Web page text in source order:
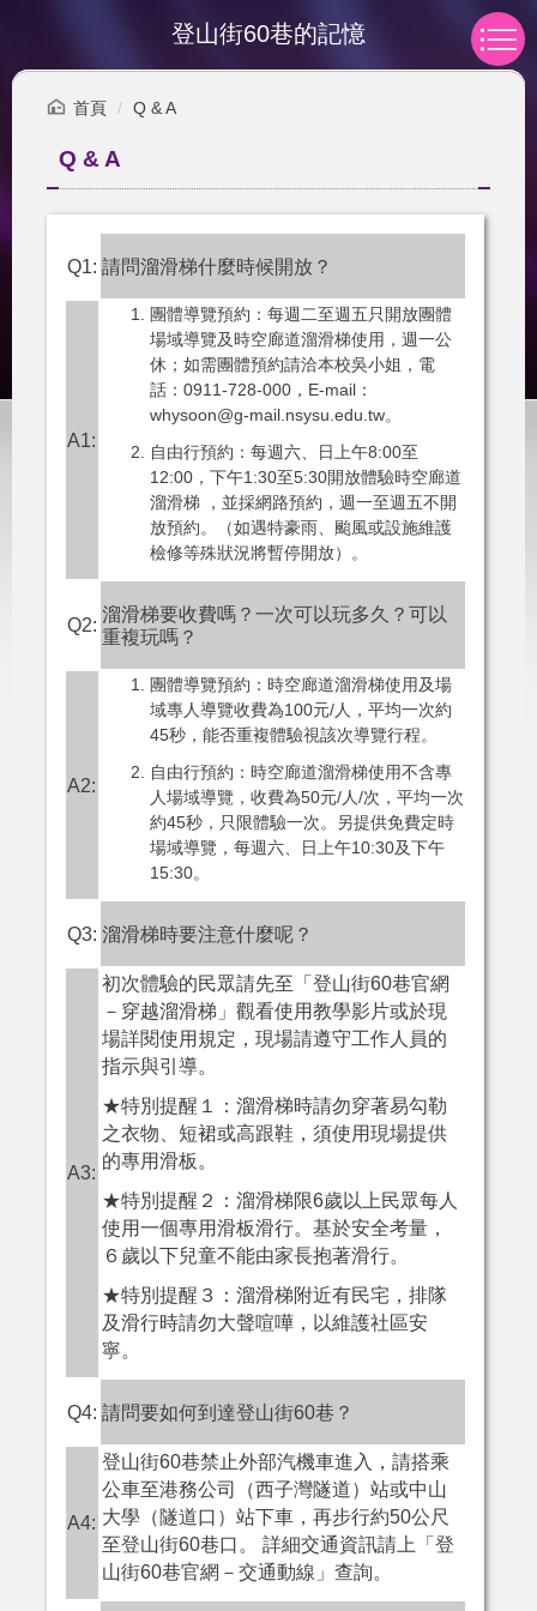
主
登山街60巷的記憶
首頁 Q & A
Q & A
Q1: 請問溜滑梯什麼時候開放？
A1:
團體導覽預約：每週二至週五只開放團體
場域導覽及時空廊道溜滑梯使用，週一公
休；如需團體預約請洽本校吳小姐，電
話：0911-728-000，E-mail：
whysoon@g-mail.nsysu.edu.tw。
自由行預約：每週六、日上午8:00至
12:00，下午1:30至5:30開放體驗時空廊道
溜滑梯 ，並採網路預約 ，週一至週五不開
放預約。（如遇特豪雨、颱風或設施維護
檢修等殊狀況將暫停開放）。
Q2: 溜滑梯要收費嗎？一次可以玩多久？可以
重複玩嗎？
A2:
團體導覽預約：時空廊道溜滑梯使用及場
域專人導覽收費為100元/人，平均一次約
45秒，能否重複體驗視該次導覽行程。
自由行預約：時空廊道溜滑梯使用不含專
人場域導覽，收費為50元/人/次，平均一次
約45秒，只限體驗一次。另提供免費定時
場域導覽，每週六、日上午10:30及下午
15:30。
Q3: 溜滑梯時要注意什麼呢？
A3:
初次體驗的民眾請先至 「登山街60巷官網
－穿越溜滑梯」 觀看使用教學影片或於現
場詳閱使用規定，現場請遵守工作人員的
指示與引導。
★特別提醒１：溜滑梯時請勿穿著易勾勒
之衣物、短裙或高跟鞋，須使用現場提供
的專用滑板。
★特別提醒２：溜滑梯限6歲以上民眾每人
使用一個專用滑板滑行。基於安全考量，
６歲以下兒童不能由家長抱著滑行。
★特別提醒３：溜滑梯附近有民宅，排隊
及滑行時請勿大聲喧嘩，以維護社區安
寧。
Q4: 請問要如何到達登山街60巷？
A4:
登山街60巷禁止外部汽機車進入，請搭乘
公車至港務公司（西子灣隧道）站或中山
大學（隧道口）站下車，再步行約50公尺
至登山街60巷口。 詳細交通資訊請上
「登
山街60巷官網－交通動線」 查詢。